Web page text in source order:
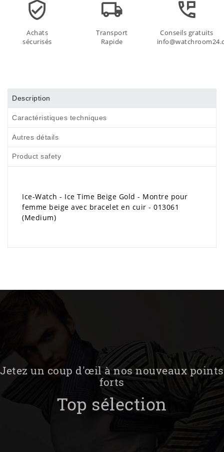
Achats
sécurisés
Transport
Rapide
Conseils gratuits
Description
Caractéristiques techniques
Autres détails
Product safety
Ice-Watch - Ice Time Beige Gold - Montre pour
femme beige avec bracelet en cuir - 013061
(Medium)
Jetez un coup d'œil à nos nouveaux points
forts
Top sélection